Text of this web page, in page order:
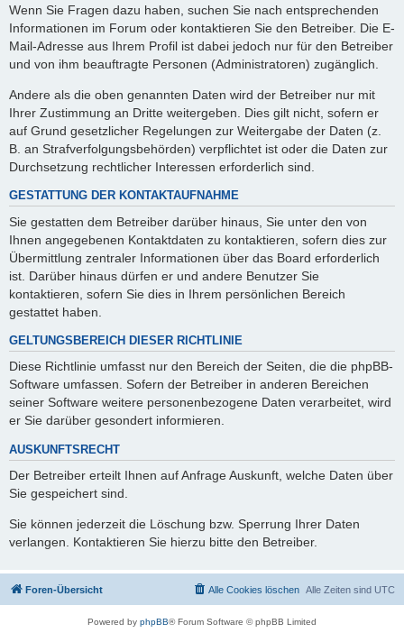
Wenn Sie Fragen dazu haben, suchen Sie nach entsprechenden
Informationen im Forum oder kontaktieren Sie den Betreiber. Die E-
Mail-Adresse aus Ihrem Profil ist dabei jedoch nur für den Betreiber
und von ihm beauftragte Personen (Administratoren) zugänglich.
Andere als die oben genannten Daten wird der Betreiber nur mit
Ihrer Zustimmung an Dritte weitergeben. Dies gilt nicht, sofern er
auf Grund gesetzlicher Regelungen zur Weitergabe der Daten (z.
B. an Strafverfolgungsbehörden) verpflichtet ist oder die Daten zur
Durchsetzung rechtlicher Interessen erforderlich sind.
GESTATTUNG DER KONTAKTAUFNAHME
Sie gestatten dem Betreiber darüber hinaus, Sie unter den von
Ihnen angegebenen Kontaktdaten zu kontaktieren, sofern dies zur
Übermittlung zentraler Informationen über das Board erforderlich
ist. Darüber hinaus dürfen er und andere Benutzer Sie
kontaktieren, sofern Sie dies in Ihrem persönlichen Bereich
gestattet haben.
GELTUNGSBEREICH DIESER RICHTLINIE
Diese Richtlinie umfasst nur den Bereich der Seiten, die die phpBB-
Software umfassen. Sofern der Betreiber in anderen Bereichen
seiner Software weitere personenbezogene Daten verarbeitet, wird
er Sie darüber gesondert informieren.
AUSKUNFTSRECHT
Der Betreiber erteilt Ihnen auf Anfrage Auskunft, welche Daten über
Sie gespeichert sind.
Sie können jederzeit die Löschung bzw. Sperrung Ihrer Daten
verlangen. Kontaktieren Sie hierzu bitte den Betreiber.
Foren-Übersicht Alle Zeiten sind UTC
Alle Cookies löschen
Powered by phpBB® Forum Software © phpBB Limited